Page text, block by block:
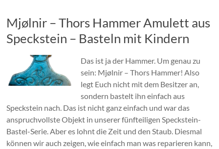
Mjølnir – Thors Hammer Amulett aus
Speckstein – Basteln mit Kindern
Das ist ja der Hammer. Um genau zu
sein: Mjølnir – Thors Hammer! Also
legt Euch nicht mit dem Besitzer an,
sondern bastelt ihn einfach aus
Speckstein nach. Das ist nicht ganz einfach und war das
anspruchvollste Objekt in unserer fünfteiligen Speckstein-
Bastel-Serie. Aber es lohnt die Zeit und den Staub. Diesmal
können wir auch zeigen, wie einfach man was reparieren kann,